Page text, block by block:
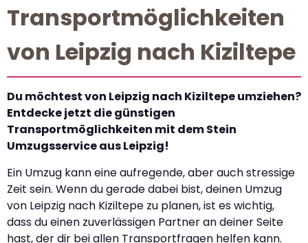
Transportmöglichkeiten
von Leipzig nach Kiziltepe
Du möchtest von Leipzig nach Kiziltepe umziehen?
Entdecke jetzt die günstigen
Transportmöglichkeiten mit dem Stein
Umzugsservice aus Leipzig!
Ein Umzug kann eine aufregende, aber auch stressige
Zeit sein. Wenn du gerade dabei bist, deinen Umzug
von Leipzig nach Kiziltepe zu planen, ist es wichtig,
dass du einen zuverlässigen Partner an deiner Seite
hast, der dir bei allen Transportfragen helfen kann.